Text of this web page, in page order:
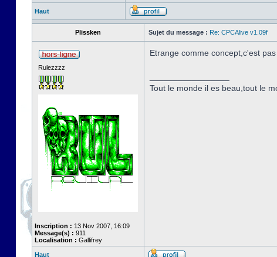
Haut
Plissken Sujet du message : Re: CPCAlive v1.09f
Rulezzzz
Inscription : 13 Nov 2007, 16:09
Message(s) : 911
Localisation : Gallifrey
Etrange comme concept,c'est
Tout le monde il es beau,tout le
Haut